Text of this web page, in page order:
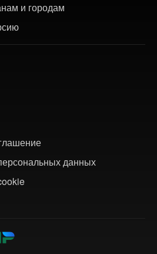
и городам
данных